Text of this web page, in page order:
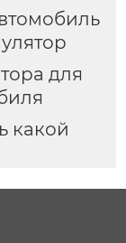
для
какой